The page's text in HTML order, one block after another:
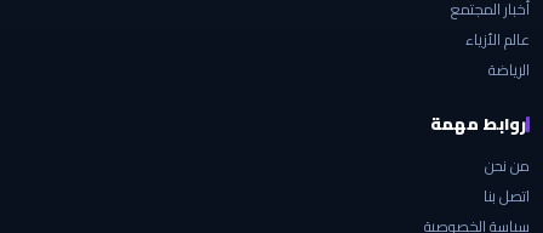
أخبار المجتمع
عالم الأزياء
الرياضة
روابط مهمة
من نحن
اتصل بنا
سياسة الخصوصية